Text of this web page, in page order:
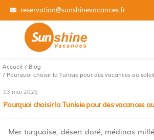
01 84 14 31 99
Accueil
Blog
Pourquoi choisir la Tunisie pour des vacances au
13 mai 2026
Pourquoi choisir la Tunisie pour des vacances
Mer turquoise, désert doré, médinas